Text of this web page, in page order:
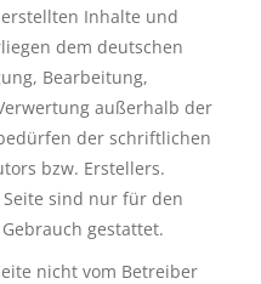
Inhalte und
dem deutschen
Bearbeitung,
außerhalb der
der schriftlichen
bzw. Erstellers.
sind nur für den
gestattet.
nicht vom Betreiber